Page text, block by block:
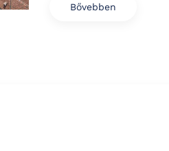
Bővebben